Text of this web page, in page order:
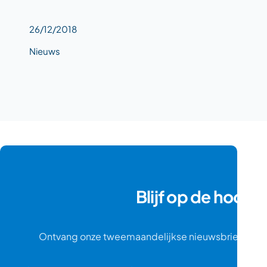
26/12/2018
Nieuws
Blijf op de hoogte
Ontvang onze tweemaandelijkse nieuwsbrief en